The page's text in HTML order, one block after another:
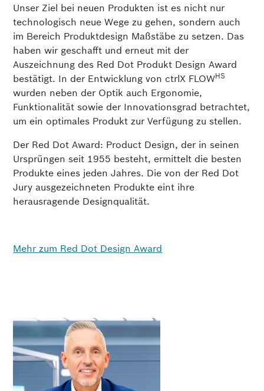
Unser Ziel bei neuen Produkten ist es nicht nur
technologisch neue Wege zu gehen, sondern auch
im Bereich Produktdesign Maßstäbe zu setzen. Das
haben wir geschafft und erneut mit der
Auszeichnung des Red Dot Produkt Design Award
bestätigt. In der Entwicklung von ctrlX FLOWHS
wurden neben der Optik auch Ergonomie,
Funktionalität sowie der Innovationsgrad betrachtet,
um ein optimales Produkt zur Verfügung zu stellen.
Der Red Dot Award: Product Design, der in seinen
Ursprüngen seit 1955 besteht, ermittelt die besten
Produkte eines jeden Jahres. Die von der Red Dot
Jury ausgezeichneten Produkte eint ihre
herausragende Designqualität.
Mehr zum Red Dot Design Award